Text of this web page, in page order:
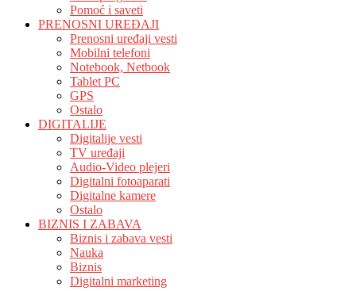
Pomoć i saveti
PRENOSNI UREĐAJI
Prenosni uređaji vesti
Mobilni telefoni
Notebook, Netbook
Tablet PC
GPS
Ostalo
DIGITALIJE
Digitalije vesti
TV uređaji
Audio-Video plejeri
Digitalni fotoaparati
Digitalne kamere
Ostalo
BIZNIS I ZABAVA
Biznis i zabava vesti
Nauka
Biznis
Digitalni marketing